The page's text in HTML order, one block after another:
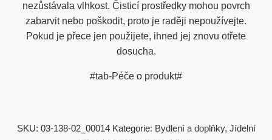
nezůstávala vlhkost. Čisticí prostředky mohou povrch
zabarvit nebo poškodit, proto je raději nepoužívejte.
Pokud je přece jen použijete, ihned jej znovu otřete
dosucha.
#tab-Péče o produkt#
SKU: 03-138-02_00014 Kategorie: Bydlení a doplňky, Jídelní